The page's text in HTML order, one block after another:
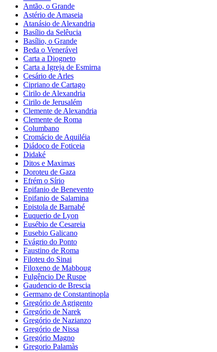
Antão, o Grande
Astério de Amaseia
Atanásio de Alexandria
Basílio da Selêucia
Basílio, o Grande
Beda o Venerável
Carta a Diogneto
Carta a Igreja de Esmirna
Cesário de Arles
Cipriano de Cartago
Cirilo de Alexandria
Cirilo de Jerusalém
Clemente de Alexandria
Clemente de Roma
Columbano
Cromácio de Aquiléia
Diádoco de Foticeia
Didaké
Ditos e Maximas
Doroteu de Gaza
Efrém o Sírio
Epifanio de Benevento
Epifanio de Salamina
Epistola de Barnabé
Euquerio de Lyon
Eusébio de Cesareia
Eusebio Galicano
Evágrio do Ponto
Faustino de Roma
Filoteu do Sinai
Filoxeno de Mabboug
Fulgêncio De Ruspe
Gaudencio de Brescia
Germano de Constantinopla
Gregório de Agrigento
Gregório de Narek
Gregório de Nazianzo
Gregório de Nissa
Gregório Magno
Gregorio Palamàs